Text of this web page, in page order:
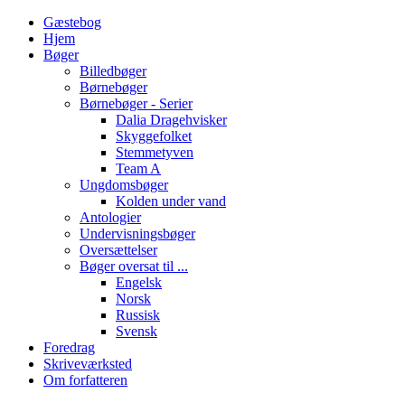
Gæstebog
Hjem
Bøger
Billedbøger
Børnebøger
Børnebøger - Serier
Dalia Dragehvisker
Skyggefolket
Stemmetyven
Team A
Ungdomsbøger
Kolden under vand
Antologier
Undervisningsbøger
Oversættelser
Bøger oversat til ...
Engelsk
Norsk
Russisk
Svensk
Foredrag
Skriveværksted
Om forfatteren